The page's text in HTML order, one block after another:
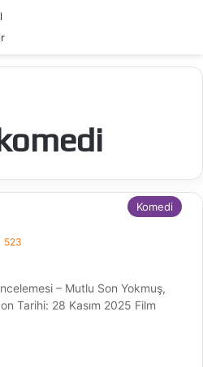
Komedi
523
– Mutlu Son Yokmuş,
Tarihi: 28 Kasım 2025 Film